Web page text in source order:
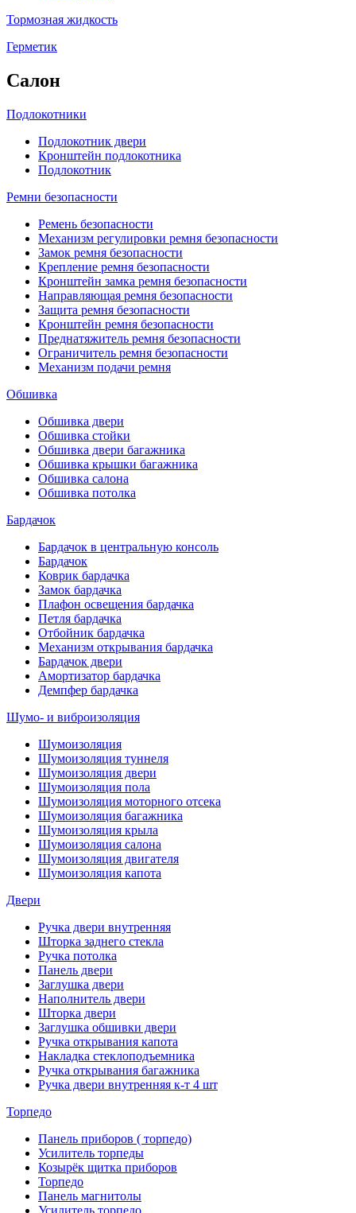
Тормозная жидкость
Герметик
Салон
Подлокотники
Подлокотник двери
Кронштейн подлокотника
Подлокотник
Ремни безопасности
Ремень безопасности
Механизм регулировки ремня безопасности
Замок ремня безопасности
Крепление ремня безопасности
Кронштейн замка ремня безопасности
Направляющая ремня безопасности
Защита ремня безопасности
Кронштейн ремня безопасности
Преднатяжитель ремня безопасности
Ограничитель ремня безопасности
Механизм подачи ремня
Обшивка
Обшивка двери
Обшивка стойки
Обшивка двери багажника
Обшивка крышки багажника
Обшивка салона
Обшивка потолка
Бардачок
Бардачок в центральную консоль
Бардачок
Коврик бардачка
Замок бардачка
Плафон освещения бардачка
Петля бардачка
Отбойник бардачка
Механизм открывания бардачка
Бардачок двери
Амортизатор бардачка
Демпфер бардачка
Шумо- и виброизоляция
Шумоизоляция
Шумоизоляция туннеля
Шумоизоляция двери
Шумоизоляция пола
Шумоизоляция моторного отсека
Шумоизоляция багажника
Шумоизоляция крыла
Шумоизоляция салона
Шумоизоляция двигателя
Шумоизоляция капота
Двери
Ручка двери внутренняя
Шторка заднего стекла
Ручка потолка
Панель двери
Заглушка двери
Наполнитель двери
Шторка двери
Заглушка обшивки двери
Ручка открывания капота
Накладка стеклоподъемника
Ручка открывания багажника
Ручка двери внутренняя к-т 4 шт
Торпедо
Панель приборов ( торпедо)
Усилитель торпеды
Козырёк щитка приборов
Торпедо
Панель магнитолы
Усилитель торпедо